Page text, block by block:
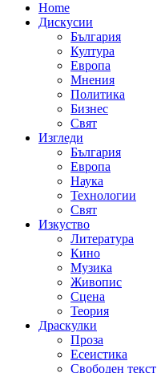
Home
Дискусии
България
Култура
Европа
Мнения
Политика
Бизнес
Свят
Изгледи
България
Европа
Наука
Технологии
Свят
Изкуство
Литература
Кино
Музика
Живопис
Сцена
Теория
Драскулки
Проза
Есеистика
Свободен текст